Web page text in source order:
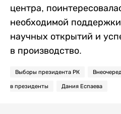
центра,
необходимой
научных открытий и
в производство.
Выборы президента РК
в президенты Дания Еспаева